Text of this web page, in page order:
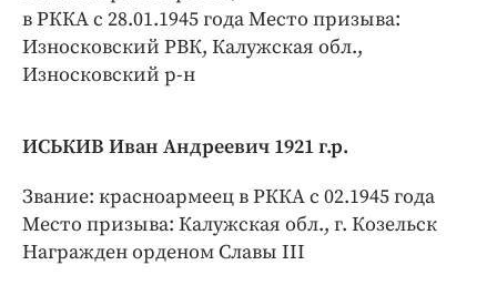
в РККА с 28.01.1945 года Место призыва:
Износковский РВК, Калужская обл.,
Износковский р-н
ИCЬКИВ Иван Андреевич 1921 г.р.
Звание: красноармеец в РККА с 02.1945 года
Место призыва: Калужская обл., г. Козельск
Награжден орденом Славы III